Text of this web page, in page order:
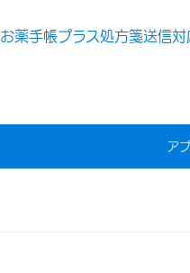
お薬手帳プラス処方箋送信対
ア